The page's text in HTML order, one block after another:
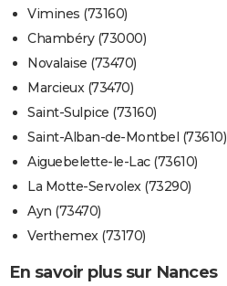
Vimines (73160)
Chambéry (73000)
Novalaise (73470)
Marcieux (73470)
Saint-Sulpice (73160)
Saint-Alban-de-Montbel (73610)
Aiguebelette-le-Lac (73610)
La Motte-Servolex (73290)
Ayn (73470)
Verthemex (73170)
En savoir plus sur Nances